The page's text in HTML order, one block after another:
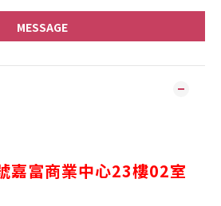
MESSAGE
嘉富商業中心23樓02室